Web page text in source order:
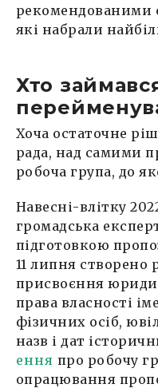
рекомендованими
які набрали
Хто
Хоча остаточне
рада, над самими
робоча група, до
Навесні-влітку
громадська
підготовкою
11 липня створено
присвоєння
права власності
фізичних осіб,
назв і дат
ення про робочу
опрацювання